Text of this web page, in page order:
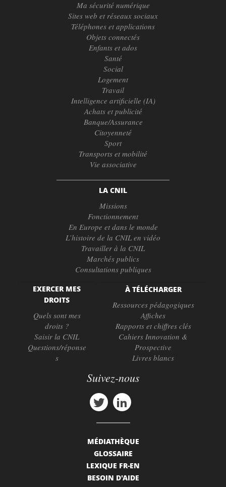
Ma sécurité numérique
Sites web et réseaux sociaux
Téléphones et applications
Objets connectés
Enfants et ados
Santé
Social
Logement
Travail
Intelligence artificielle (IA)
Achats et publicité
Banque/Assurance
Citoyenneté
Sport
Transports et mobilité
Vie associative
LA CNIL
Missions
Fonctionnement
En Europe et dans le monde
L’histoire de la CNIL en vidéo
Travailler à la CNIL
Marchés publics
Consultations publiques
EXERCER MES
DROITS
Quels sont mes
droits ?
Saisir la CNIL
Questions/réponse
s
À TÉLÉCHARGER
Ressources pédagogiques
Affiches
Rapports et chiffres clés
Cahiers Innovation &
Prospective
Livres blancs
Suivez-nous
MÉDIATHÈQUE
GLOSSAIRE
LEXIQUE FR-EN
BESOIN D'AIDE